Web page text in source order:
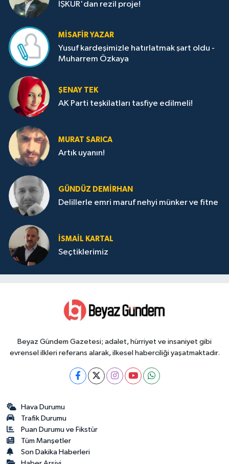
İŞKUR'dan rezil proje!
MISAFIR YAZAR
Yusuf kardeşimizle hatırlatmak şart oldu -
Muharrem Özkaya
ŞENAY TEK
AK Parti teşkilatları tasfiye edilmeli!
MURAT SARICA
Artık uyanın!
GÜNDÜZ DEMIRHAN
Delillerle emri maruf nehyi münker ve fitne
İSMAIL KARTAL
Seçtiklerimiz
Beyaz Gündem Gazetesi; adalet, hürriyet ve insaniyet gibi
evrensel ilkleri referans alarak, ilkesel haberciliği yaşatmaktadır.
Hava Durumu
Trafik Durumu
Puan Durumu ve Fikstür
Tüm Manşetler
Son Dakika Haberleri